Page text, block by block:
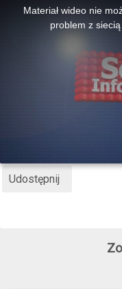
Materiał wideo nie
problem z
Udostępnij